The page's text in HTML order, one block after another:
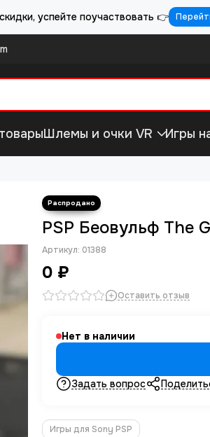
успейте поучаствовать 👉
Шлемы и очки VR Игры
PSP Беовульф The
Артикул: 01388
0 ₽
Оставить отзыв
Нет в наличии
Задать вопрос
Игры для Sony PSP